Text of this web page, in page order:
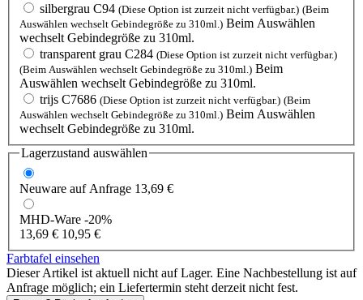
silbergrau C94 (Diese Option ist zurzeit nicht verfügbar.) (Beim
Auswählen wechselt Gebindegröße zu 310ml.) Beim Auswählen
wechselt Gebindegröße zu 310ml.
transparent grau C284 (Diese Option ist zurzeit nicht verfügbar.)
(Beim Auswählen wechselt Gebindegröße zu 310ml.) Beim
Auswählen wechselt Gebindegröße zu 310ml.
trijs C7686 (Diese Option ist zurzeit nicht verfügbar.) (Beim
Auswählen wechselt Gebindegröße zu 310ml.) Beim Auswählen
wechselt Gebindegröße zu 310ml.
Lagerzustand auswählen
Neuware auf Anfrage 13,69 €
MHD-Ware -20%
13,69 € 10,95 €
Farbtafel einsehen
Dieser Artikel ist aktuell nicht auf Lager. Eine Nachbestellung ist auf
Anfrage möglich; ein Liefertermin steht derzeit nicht fest.